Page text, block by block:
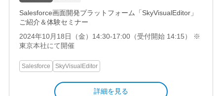
Salesforce画面開発プラットフォーム「SkyVisualEditor」
ご紹介＆体験セミナー
2024年10月18日（金）14:30-17:00（受付開始 14:15） ※
東京本社にて開催
Salesforce SkyVisualEditor
詳細を見る